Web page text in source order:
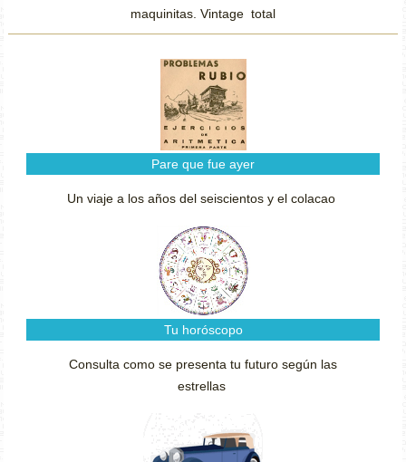
maquinitas. Vintage total
Pare que fue ayer
Un viaje a los años del seiscientos y el colacao
Tu horóscopo
Consulta como se presenta tu futuro según las
estrellas